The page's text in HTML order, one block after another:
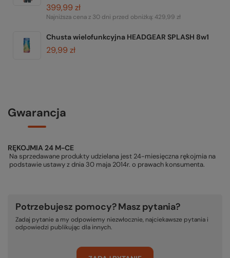
399,99 zł
Najniższa cena z 30 dni przed obniżką:429,99 zł
Chusta wielofunkcyjna HEADGEAR SPLASH 8w1
29,99 zł
Gwarancja
RĘKOJMIA 24 M-CE
Na sprzedawane produkty udzielana jest 24-miesięczna rękojmia na
podstawie ustawy z dnia 30 maja 2014r. o prawach konsumenta.
Potrzebujesz pomocy? Masz pytania?
Zadaj pytanie a my odpowiemy niezwłocznie, najciekawsze pytania i
odpowiedzi publikując dla innych.